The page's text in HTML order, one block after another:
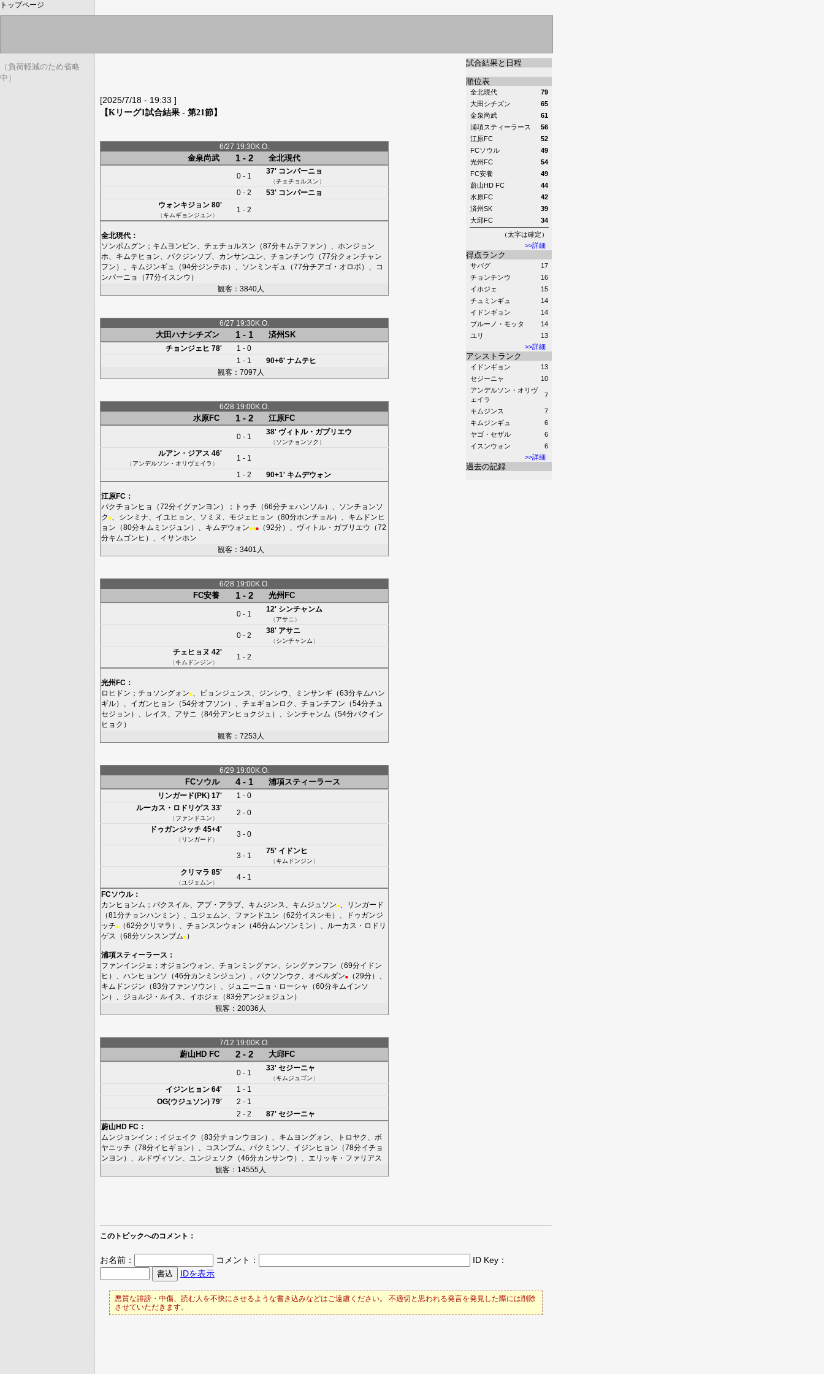
トップページ
（負荷軽減のため省略
中）
試合結果と日程
順位表
>>詳細
全北現代
79
大田シチズン
65
金泉尚武
61
浦項スティーラース
56
江原FC
52
FCソウル
49
光州FC
54
FC安養
49
蔚山HD FC
44
水原FC
42
済州SK
39
大邱FC
34
（太字は確定）
得点ランク
>>詳細
サバグ
17
チョンチンウ
16
イホジェ
15
チュミンギュ
14
イドンギョン
14
ブルーノ・モッタ
14
ユリ
13
アシストランク
>>詳細
イドンギョン
13
セジーニャ
10
アンデルソン・オリヴ
ェイラ
7
キムジンス
7
キムジンギュ
6
ヤゴ・セザル
6
イスンウォン
6
過去の記録
[2025/7/18 - 19:33 ]
【Kリーグ1試合結果 - 第21節】
6/27 19:30K.O.
金泉尚武 1 - 2 全北現代
0 - 1
37' コンパーニョ
（チェチョルスン）
0 - 2 53' コンパーニョ
ウォンキジョン 80'
（キムギョンジュン）
1 - 2
全北現代 ：
ソンボムグン ； キムヨンビン チェチョルスン （87分キムテファン ）、 ホンジョン
ホ
キムテヒョン パクジンソプ、 カンサンユン チョンチンウ （77分クォンチャン
フン ）、 キムジンギュ （94分ジンテホ ）、 ソンミンギュ （77分チアゴ・オロボ ）、
コ
ンパーニョ
（77分イスンウ ）
観客：3840人
6/27 19:30K.O.
大田ハナシチズン 1 - 1 済州SK
チョンジェヒ 78'
1 - 0
1 - 1
90+6' ナムテヒ
観客：7097人
6/28 19:00K.O.
水原FC 1 - 2 江原FC
0 - 1
38' ヴィトル・ガブリエウ
（ソンチョンソク ）
ルアン・ジアス 46'
（アンデルソン・オリヴェイラ）
1 - 1
1 - 2
90+1' キムデウォン
江原FC ：
パクチョンヒョ
（72分イグァンヨン ）； トゥチ （66分チェハンソル）、 ソンチョンソ
ク ■ シンミナ イユヒョン ソミヌ モジェヒョン （80分ホンチョル）、 キムドンヒ
ョン （80分キムミンジュン ）、 キムデウォン■■■ （92分）、 ヴィトル・ガブリエウ （72
分キムゴンヒ ）、 イサンホン
観客：3401人
6/28 19:00K.O.
FC安養 1 - 2 光州FC
0 - 1
12' シンチャンム
（アサニ ）
0 - 2
38' アサニ
（シンチャンム）
チェヒョヌ 42'
（キムドンジン）
1 - 2
光州FC ：
ロヒドン ； チョソングォン■ ビョンジュンス ジンシウ ミンサンギ （63分キムハン
ギル）、 イガンヒョン （54分オフソン ）、 チェギョンロク チョンチフン （54分チュ
セジョン ）、 レイス アサニ （84分アンヒョクジュ ）、 シンチャンム （54分パクイン
ヒョク ）
観客：7253人
6/29 19:00K.O.
FCソウル 4 - 1 浦項スティーラース
リンガード(PK) 17'
1 - 0
ルーカス・ロドリゲス 33'
（ファンドユン）
2 - 0
ドゥガンジッチ 45+4'
（ リンガード）
3 - 0
3 - 1
75' イドンヒ
（キムドンジン）
クリマラ 85'
（ユジェムン）
4 - 1
FCソウル：
カンヒョンム ； パクスイル アブ・アラブ キムジンス キムジュソン■
リンガード
（81分チョンハンミン ）、 ユジェムン ファンドユン （62分イスンモ ）、
ドゥガンジ
ッチ■ （62分クリマラ ）、 チョンスンウォン （46分ムンソンミン ）、
ルーカス・ロドリ
ゲス
（68分ソンスンブム■ ）
浦項スティーラース ：
ファンインジェ ； オジョンウォン チョンミングァン シングァンフン （69分イドン
ヒ ）、 ハンヒョンソ （46分カンミンジュン ）、 パクソンウク オベルダン■
（29分）、
キムドンジン （83分ファンソウン ）、 ジュニーニョ・ローシャ （60分キムインソ
ン ）、 ジョルジ・ルイス イホジェ （83分アンジェジュン ）
観客：20036人
7/12 19:00K.O.
蔚山HD FC 2 - 2 大邱FC
0 - 1
33' セジーニャ
（キムジュゴン）
イジンヒョン 64'
1 - 1
OG(ウジュソン) 79'
2 - 1
2 - 2
87' セジーニャ
蔚山HD FC ：
ムンジョンイン ； イジェイク （83分チョンウヨン ）、 キムヨングォン トロヤク
ボ
ヤニッチ （78分イヒギョン ）、 コスンブム パクミンソ イジンヒョン （78分イチョ
ンヨン ）、 ルドヴィソン ユンジェソク （46分カンサンウ ）、 エリッキ・ファリアス
観客：14555人
このトピックへのコメント：
お名前： コメント：
ID Key：
IDを表示
悪質な誹謗・中傷、読む人を不快にさせるような書き込みなどはご遠慮ください。 不適切と思われる発言を発見した際には削除
させていただきます。